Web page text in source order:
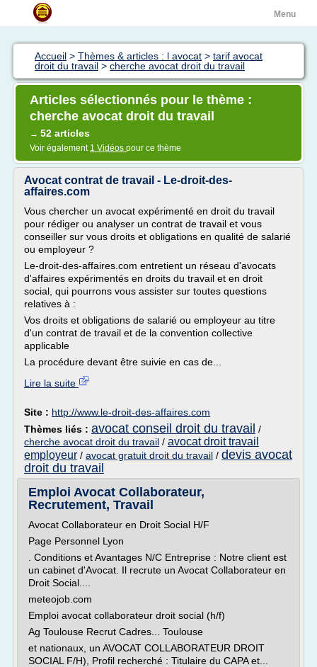
Menu
Accueil > Thèmes & articles : l avocat > tarif avocat
droit du travail > cherche avocat droit du travail
Articles sélectionnés pour le thème :
cherche avocat droit du travail
→ 52 articles
Voir également 1 Vidéos pour ce thème
Avocat contrat de travail - Le-droit-des-
affaires.com
Vous chercher un avocat expérimenté en droit du travail
pour rédiger ou analyser un contrat de travail et vous
conseiller sur vous droits et obligations en qualité de salarié
ou employeur ?
Le-droit-des-affaires.com entretient un réseau d'avocats
d'affaires expérimentés en droits du travail et en droit
social, qui pourrons vous assister sur toutes questions
relatives à :
Vos droits et obligations de salarié ou employeur au titre
d'un contrat de travail et de la convention collective
applicable
La procédure devant être suivie en cas de...
Lire la suite
Site : http://www.le-droit-des-affaires.com
Thèmes liés : avocat conseil droit du travail /
cherche avocat droit du travail / avocat droit travail
employeur / avocat gratuit droit du travail / devis avocat
droit du travail
Emploi Avocat Collaborateur,
Recrutement, Travail
Avocat Collaborateur en Droit Social H/F
Page Personnel Lyon
. Conditions et Avantages N/C Entreprise : Notre client est
un cabinet d'Avocat. Il recrute un Avocat Collaborateur en
Droit Social....
meteojob.com
Emploi avocat collaborateur droit social (h/f)
Ag Toulouse Recrut Cadres... Toulouse
et nationaux, un AVOCAT COLLABORATEUR DROIT
SOCIAL F/H), Profil recherché : Titulaire du CAPA et...